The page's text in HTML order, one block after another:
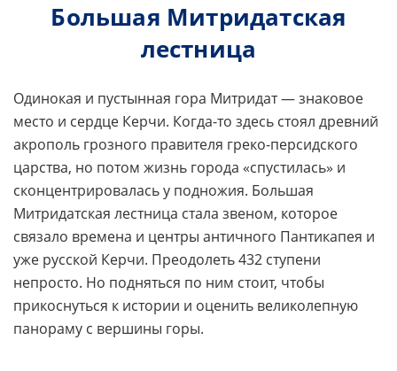
Большая Митридатская
лестница
Одинокая и пустынная гора Митридат — знаковое
место и сердце Керчи. Когда-то здесь стоял древний
акрополь грозного правителя греко-персидского
царства, но потом жизнь города «спустилась» и
сконцентрировалась у подножия. Большая
Митридатская лестница стала звеном, которое
связало времена и центры античного Пантикапея и
уже русской Керчи. Преодолеть 432 ступени
непросто. Но подняться по ним стоит, чтобы
прикоснуться к истории и оценить великолепную
панораму с вершины горы.